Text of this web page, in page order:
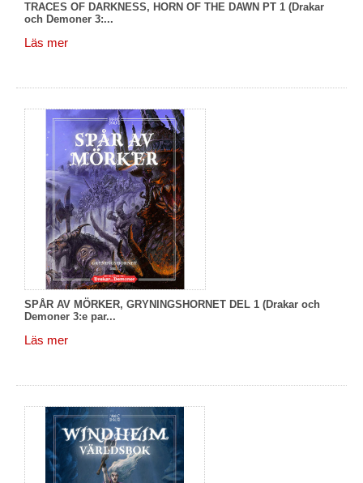
TRACES OF DARKNESS, HORN OF THE DAWN PT 1 (Drakar
och Demoner 3:...
Läs mer
SPÅR AV MÖRKER, GRYNINGSHORNET DEL 1 (Drakar och
Demoner 3:e par...
Läs mer